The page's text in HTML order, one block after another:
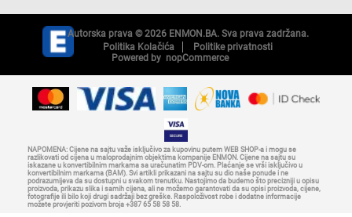
Autorska prava © 2026 ENMON.BA. Sva prava zadržana.
Politika Kolačića
Politike privatnosti
Powered by nopCommerce
NAPOMENA: Cijene na sajtu važe isključivo za kupovinu putem WEB SHOP-a i mogu se
razlikovati od cijena u maloprodajnim objektima kompanije ENMON. Cijene na sajtu su
iskazane u konvertibilnim markama sa uračunatim PDV-om. Plaćanje se vrši isključivo u
konvertibilnim markama (BAM). Svi artikli prikazani na sajtu su dio naše ponude i ne
podrazumijeva da su dostupni u svakom trenutku. Nastojimo da budemo što precizniji u opisu
proizvoda, prikazu slika i samih cijena, ali ne možemo garantovati da su opisi proizvoda, cijene,
fotografije ili bilo koji drugi sadržaji bez greške. Raspoloživost robe i dodatne informacije
možete provjeriti pozivom broja +387 65 58 58 58.